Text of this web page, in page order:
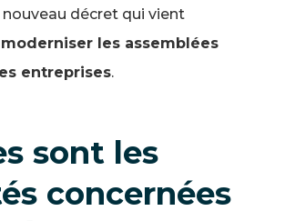
décret qui vient
les assemblées
entreprises.
sont les
concernées